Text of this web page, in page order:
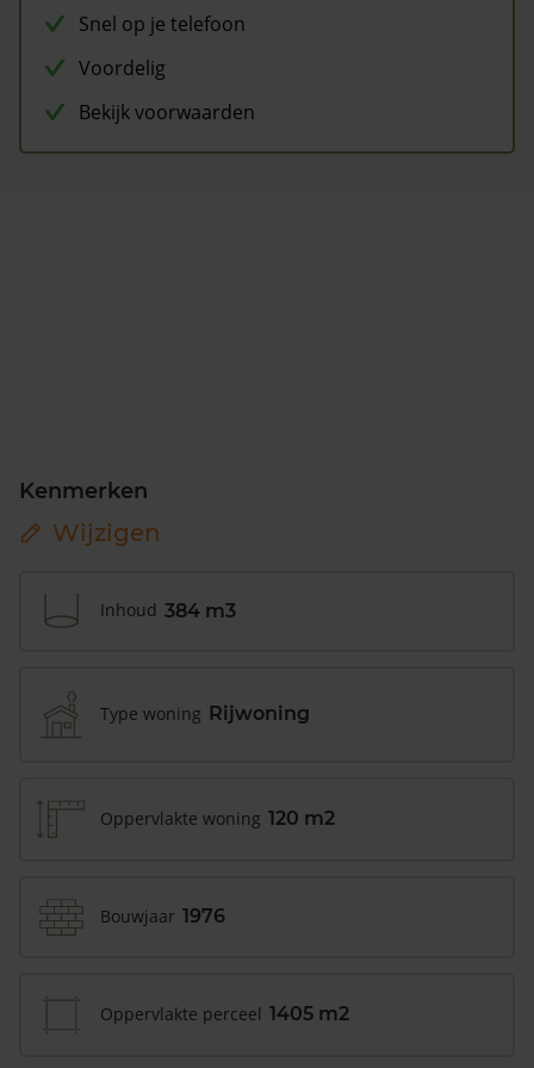
Snel op je telefoon
Voordelig
Bekijk voorwaarden
Kenmerken
Wijzigen
Inhoud 384 m3
Type woning Rijwoning
Oppervlakte woning 120 m2
Bouwjaar 1976
Oppervlakte perceel 1405 m2